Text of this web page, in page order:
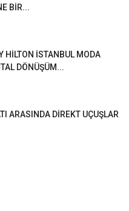
BİR...
HİLTON İSTANBUL MODA
DÖNÜŞÜM...
ARASINDA DİREKT UÇUŞLAR